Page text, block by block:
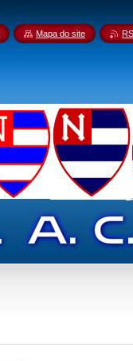
Mapa do site